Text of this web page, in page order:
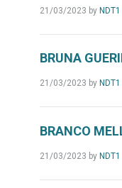
21/03/2023 by NDT1
BRUNA
21/03/2023 by NDT1
BRANCO
21/03/2023 by NDT1